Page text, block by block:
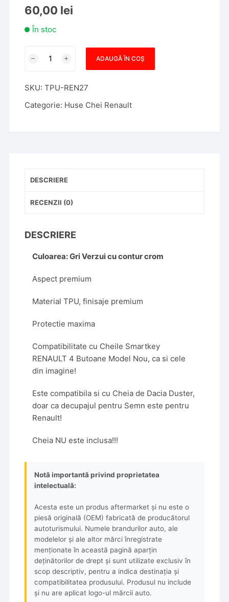
60,00 lei
În stoc
Renault
Megane,
Kadjar,
Tpu,
Verzui
Crom
ADAUGĂ ÎN COȘ
SKU:TPU-REN27
Categorie: Huse Chei Renault
DESCRIERE
RECENZII (0)
DESCRIERE
Culoarea: Gri Verzui cu contur crom
Aspect premium
Material TPU, finisaje premium
Protectie maxima
Compatibilitate cu Cheile Smartkey
RENAULT 4 Butoane Model Nou, ca si cele
din imagine!
Este compatibila si cu Cheia de Dacia Duster,
doar ca decupajul pentru Semn este pentru
Renault!
Cheia NU este inclusa!!!
Notă importantă privind proprietatea
intelectuală:
Acesta este un produs aftermarket și nu este o
piesă originală (OEM) fabricată de producătorul
autoturismului. Numele brandurilor auto, ale
modelelor și ale altor mărci înregistrate
menționate în această pagină aparțin
deținătorilor de drept și sunt utilizate exclusiv în
scop descriptiv, pentru a indica destinația și
compatibilitatea produsului. Produsul nu include
și nu are aplicat logo-ul mărcii auto.